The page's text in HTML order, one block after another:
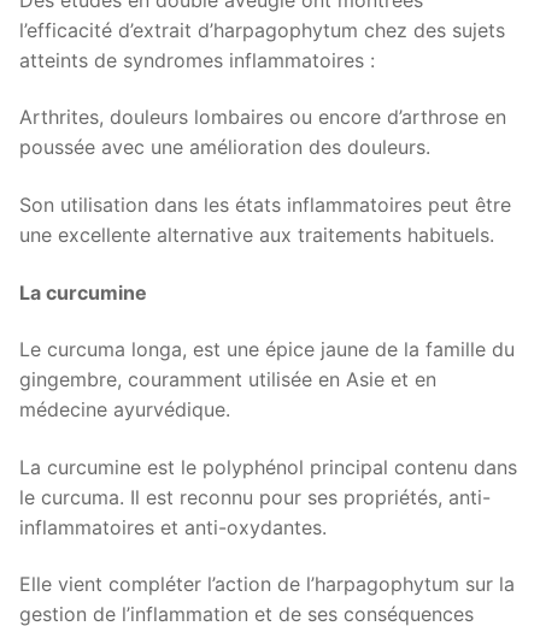
l’efficacité d’extrait d’harpagophytum chez des sujets
atteints de syndromes inflammatoires :
Arthrites, douleurs lombaires ou encore d’arthrose en
poussée avec une amélioration des douleurs.
Son utilisation dans les états inflammatoires peut être
une excellente alternative aux traitements habituels.
La curcumine
Le curcuma longa, est une épice jaune de la famille du
gingembre, couramment utilisée en Asie et en
médecine ayurvédique.
La curcumine est le polyphénol principal contenu dans
le curcuma. Il est reconnu pour ses propriétés, anti-
inflammatoires et anti-oxydantes.
Elle vient compléter l’action de l’harpagophytum sur la
gestion de l’inflammation et de ses conséquences